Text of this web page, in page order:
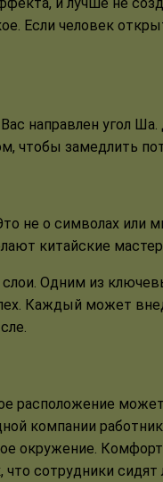
Если человек
направлен угол
замедлить
не о символах или
китайские
Одним из
Каждый может
расположение
компании
окружение.
сотрудники